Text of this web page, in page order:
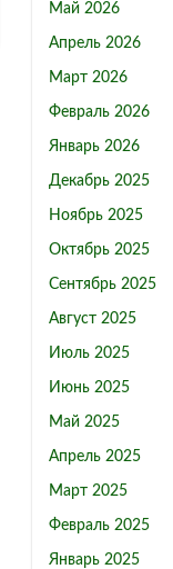
Май 2026
Апрель 2026
Март 2026
Февраль 2026
Январь 2026
Декабрь 2025
Ноябрь 2025
Октябрь 2025
Сентябрь 2025
Август 2025
Июль 2025
Июнь 2025
Май 2025
Апрель 2025
Март 2025
Февраль 2025
Январь 2025